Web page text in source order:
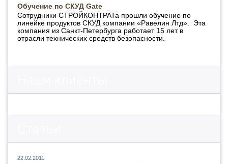
Обучение по СКУД Gate
Сотрудники СТРОЙКОНТРАТа прошли обучение по
линейке продуктов СКУД компании «Равелин Лтд». Эта
компания из Санкт-Петербурга работает 15 лет в
отрасли технических средств безопасности.
22.02.2011